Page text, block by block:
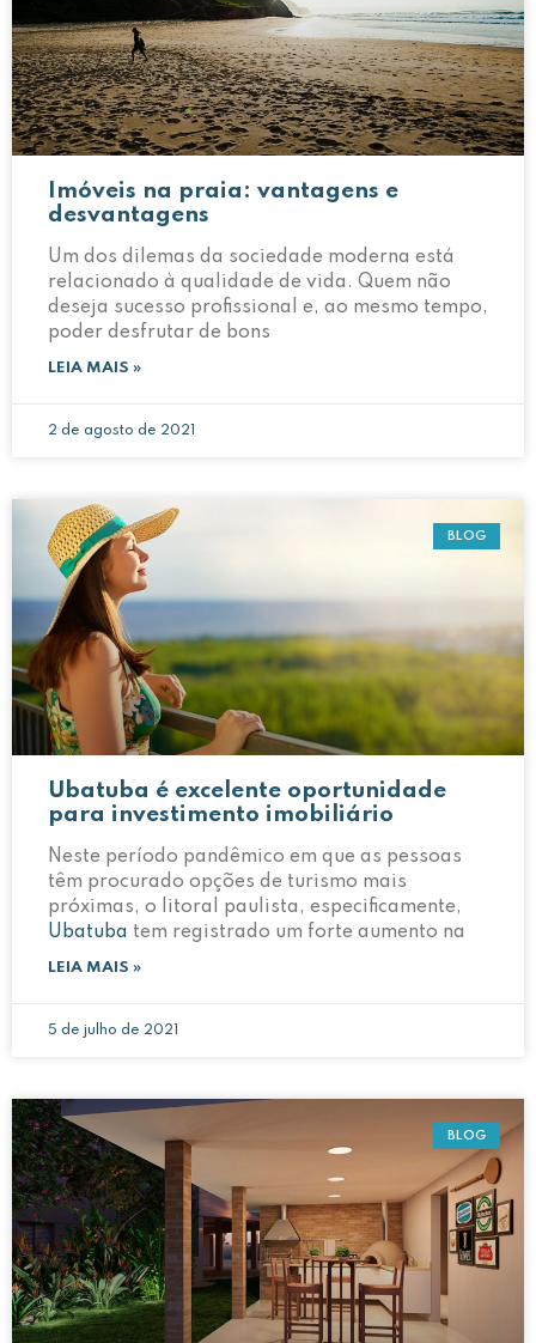
Imóveis na praia: vantagens e
desvantagens
Um dos dilemas da sociedade moderna está
relacionado à qualidade de vida. Quem não
deseja sucesso profissional e, ao mesmo tempo,
poder desfrutar de bons
LEIA MAIS »
2 de agosto de 2021
BLOG
Ubatuba é excelente oportunidade
para investimento imobiliário
Neste período pandêmico em que as pessoas
têm procurado opções de turismo mais
próximas, o litoral paulista, especificamente,
Ubatuba tem registrado um forte aumento na
LEIA MAIS »
5 de julho de 2021
BLOG